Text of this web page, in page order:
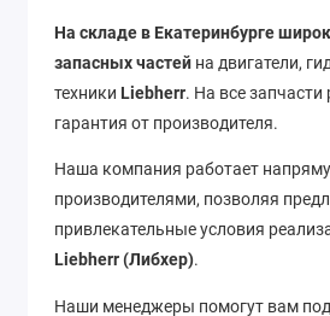
На складе в Екатеринбурге
запасных частей на двигатели,
техники Liebherr. На все запчасти
гарантия от производителя.
Наша компания работает
производителями, позволяя
привлекательные условия
Liebherr (Либхер).
Наши менеджеры помогут вам